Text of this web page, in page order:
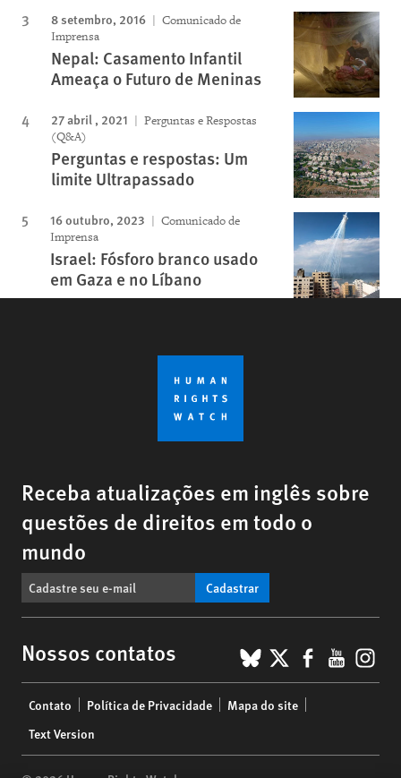
8 setembro, 2016
Comunicado de
Imprensa
Nepal: Casamento Infantil
Ameaça o Futuro de Meninas
27 abril , 2021
Perguntas e Respostas
(Q&A)
Perguntas e respostas: Um
limite Ultrapassado
16 outubro, 2023
Comunicado de
Imprensa
Israel: Fósforo branco usado
em Gaza e no Líbano
Receba atualizações em inglês sobre
questões de direitos em todo o
mundo
Cadastrar
Nossos contatos BlueSky
X
menu
Contato Política de Privacidade
Mapa do site
Text Version